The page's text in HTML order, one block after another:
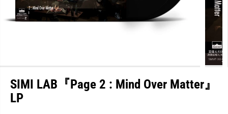
SIMI LAB『Page 2 : Mind Over Matter』
LP